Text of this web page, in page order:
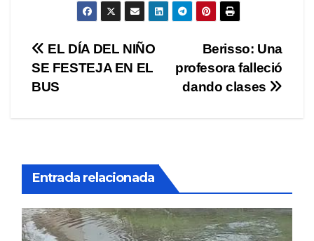
Navegación
de
Berisso: Una
profesora falleció
dando clases
EL DÍA DEL NIÑO
SE FESTEJA EN EL
BUS
Entrada relacionada